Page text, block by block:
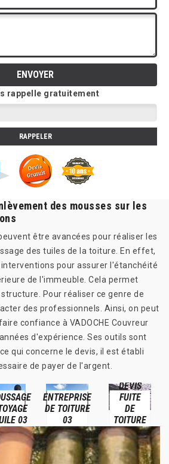
rappelle gratuitement
des mousses sur les
être avancées pour réaliser les
des tuiles de la toiture. En effet,
pour assurer l'étanchéité
de l'immeuble. Cela permet
Pour réaliser ce genre de
des professionnels. Ainsi, on peut
confiance à VADOCHE Couvreur
d'expérience. Ses outils sont
qui concerne le devis, il est établi
de payer de l'argent.
03
ENTREPRISE
DE TOITURE
03
DEVIS
FUITE
DE
TOITURE
03